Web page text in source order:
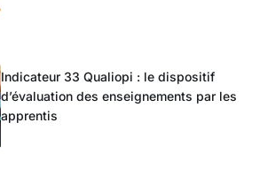
Indicateur 33 Qualiopi : le dispositif
d’évaluation des enseignements par les
apprentis